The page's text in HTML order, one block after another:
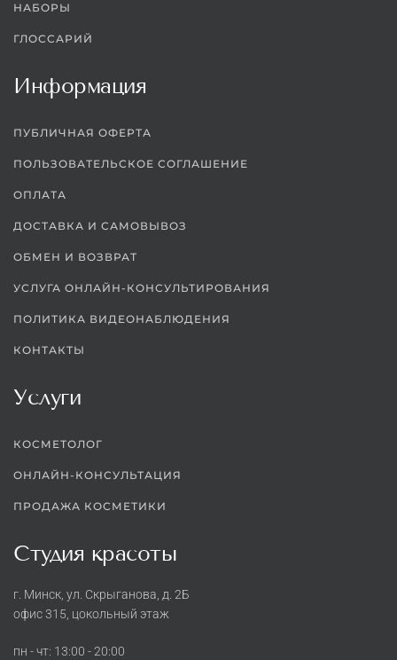
НАБОРЫ
ГЛОССАРИЙ
Информация
ПУБЛИЧНАЯ ОФЕРТА
ПОЛЬЗОВАТЕЛЬСКОЕ СОГЛАШЕНИЕ
ОПЛАТА
ДОСТАВКА И САМОВЫВОЗ
ОБМЕН И ВОЗВРАТ
УСЛУГА ОНЛАЙН-КОНСУЛЬТИРОВАНИЯ
ПОЛИТИКА ВИДЕОНАБЛЮДЕНИЯ
КОНТАКТЫ
Услуги
КОСМЕТОЛОГ
ОНЛАЙН-КОНСУЛЬТАЦИЯ
ПРОДАЖА КОСМЕТИКИ
Студия красоты
г. Минск, ул. Скрыганова, д. 2Б
офис 315, цокольный этаж
пн - чт: 13:00 - 20:00